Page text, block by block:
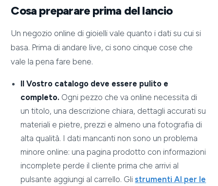
Cosa preparare prima del lancio
Un negozio online di gioielli vale quanto i dati su cui si
basa. Prima di andare live, ci sono cinque cose che
vale la pena fare bene.
Il Vostro catalogo deve essere pulito e
completo. Ogni pezzo che va online necessita di
un titolo, una descrizione chiara, dettagli accurati su
materiali e pietre, prezzi e almeno una fotografia di
alta qualità. I dati mancanti non sono un problema
minore online: una pagina prodotto con informazioni
incomplete perde il cliente prima che arrivi al
pulsante aggiungi al carrello. Gli strumenti AI per le